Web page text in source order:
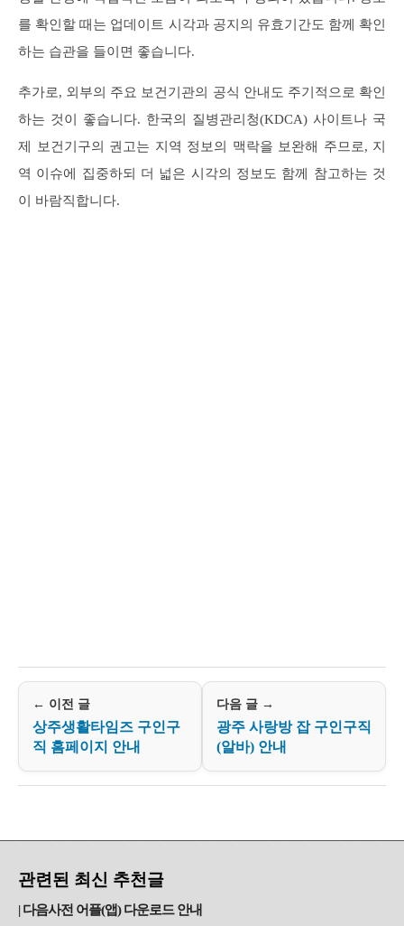
를 확인할 때는 업데이트 시각과 공지의 유효기간도 함께 확인
하는 습관을 들이면 좋습니다.
추가로, 외부의 주요 보건기관의 공식 안내도 주기적으로 확인
하는 것이 좋습니다. 한국의 질병관리청(KDCA) 사이트나 국
제 보건기구의 권고는 지역 정보의 맥락을 보완해 주므로, 지
역 이슈에 집중하되 더 넓은 시각의 정보도 함께 참고하는 것
이 바람직합니다.
← 이전 글
상주생활타임즈 구인구
직 홈페이지 안내
다음 글 →
광주 사랑방 잡 구인구직
(알바) 안내
관련된 최신 추천글
다음사전 어플(앱) 다운로드 안내